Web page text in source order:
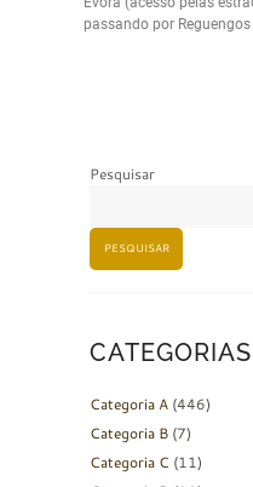
passando por
Pesquisar
PESQUISAR
Categoria A (446)
Categoria B (7)
Categoria C (11)